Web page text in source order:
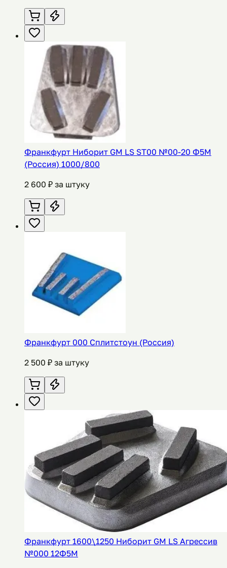
Франкфурт Ниборит GM LS ST00 №00-20 Ф5М
(Россия) 1000/800
2 600 ₽ за штуку
Франкфурт 000 Сплитстоун (Россия)
2 500 ₽ за штуку
Франкфурт 1600\1250 Ниборит GM LS Агрессив
№000 12Ф5М